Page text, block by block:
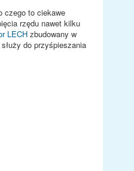
czego to ciekawe
rzędu nawet kilku
LECH zbudowany w
do przyśpieszania